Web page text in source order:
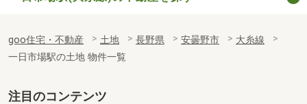
goo住宅・不動産 土地 長野県 安曇野市
大糸線
一日市場駅の土地 物件一覧
注目のコンテンツ